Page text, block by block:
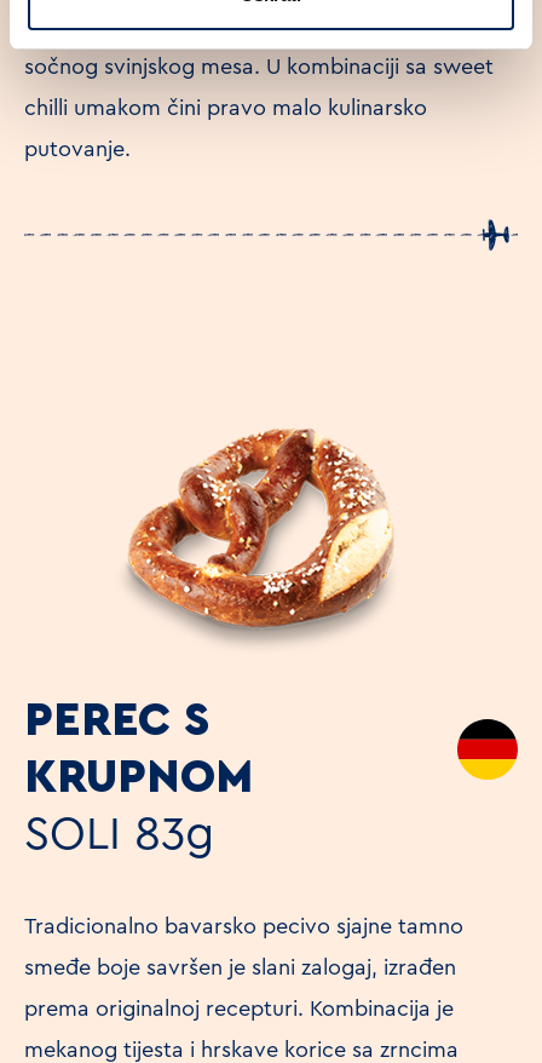
orijentalni začini uz dodatak mnoštva povrća i
sočnog svinjskog mesa. U kombinaciji sa sweet
chilli umakom čini pravo malo kulinarsko
putovanje.
PEREC S
KRUPNOM
SOLI 83g
Tradicionalno bavarsko pecivo sjajne tamno
smeđe boje savršen je slani zalogaj, izrađen
prema originalnoj recepturi. Kombinacija je
mekanog tijesta i hrskave korice sa zrncima